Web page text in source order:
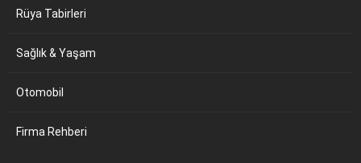
Rüya Tabirleri
Sağlık & Yaşam
Otomobil
Firma Rehberi